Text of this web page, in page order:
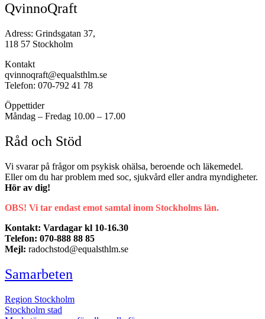
QvinnoQraft
Adress: Grindsgatan 37,
118 57 Stockholm
Kontakt
qvinnoqraft@equalsthlm.se
Telefon: 070-792 41 78
Öppettider
Måndag – Fredag 10.00 – 17.00
Råd och Stöd
Vi svarar på frågor om psykisk ohälsa, beroende och läkemedel.
Eller om du har problem med soc, sjukvård eller andra myndigheter.
Hör av dig!
OBS! Vi tar endast emot samtal inom Stockholms län.
Kontakt: Vardagar kl 10-16.30
Telefon: 070-888 88 85
Mejl: radochstod@equalsthlm.se
Samarbeten
Region Stockholm
Stockholm stad